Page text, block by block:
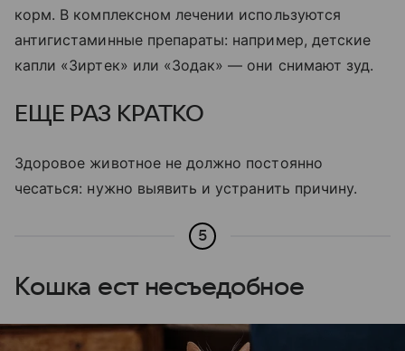
корм. В комплексном лечении используются
антигистаминные препараты: например, детские
капли «Зиртек» или «Зодак» — они снимают зуд.
ЕЩЕ РАЗ КРАТКО
Здоровое животное не должно постоянно
чесаться: нужно выявить и устранить причину.
5
Кошка ест несъедобное